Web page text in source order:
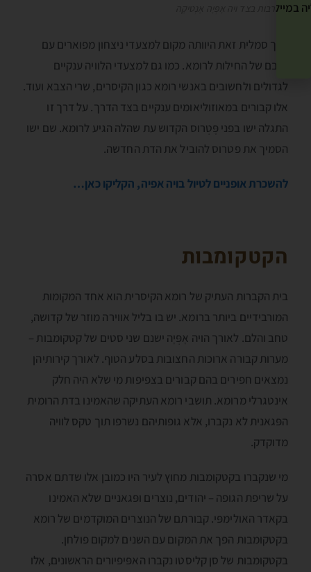
החורבות בצד ויה אָפְּיָה אָנְטיקָה
דרך סמלית זאת היוותה מקום למצעדי ניצחון מפוארים עם
שובם של החילות לרומא. כמו גם למצעדי הלוויה ענקיים
לגדולים ולחשובים באנשי רומא כגון הקיסרים, שרי הצבא ועוד.
אלו קבורים במאוזוליאומים ענקיים בצד הדרך. על דרך זו
התגלה ישו בפני פֶּטְרוס הקדוש עת שהלה הגיע לרומא. שם ישו
הסמיך את פטרוס להוביל את הדת החדשה.
להשכרת אופניים לטיול בויה אפיה, הקליקו כאן…
הקטקומבות
בית הקברות העתיק של רומא הקיסרית הוא אחד המקומות
המורבידיים ביותר ברומא. יש בו בליל אווירה מוזר של קדושה,
טחב והלם. לאורך הויה אָפְּיָה ישנם שני סטים של קטקומבות –
מערות קבורה ארוכות החצובות בסלע הטוף. לאורך קירותיהן
נמצאים חפירים בהם קבורים בצפיפות מי שלא היה חלק
אינטגרלי מרומא. תושבי רומא העתיקה שהאמינו בדת הרומית
הפּגאנית לא נקברו, אלא גופותיהם נשרפו תוך טקס לוויה
מדוקדק.
מי שנקברו בקטקומבות מחוץ לעיר היו כמובן אלו שדתם אסרה
על שריפת הגופה – יהודים, נוצרים ופּגאניים שלא האמינו
בקאדר האולימפּי. קבורתם של הנוצרים המוקדמים של רומא
בקטקומבות הפך את המקום עם השנים למקום פולחן.
בקטקומבות של סן קליסטו נקברו האפּיפיורים הראשונים, אלו
במייל שלך! »